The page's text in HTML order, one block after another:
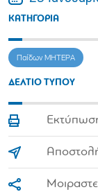
ΚΑΤΗΓΟΡΙΑ
Παίδων ΜΗΤΕΡΑ
ΔΕΛΤΙΟ ΤΥΠΟΥ